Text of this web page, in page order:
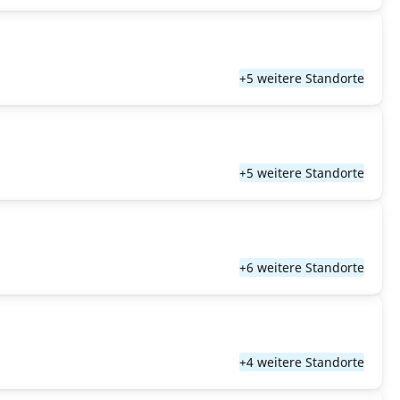
+5 weitere Standorte
+5 weitere Standorte
+6 weitere Standorte
+4 weitere Standorte